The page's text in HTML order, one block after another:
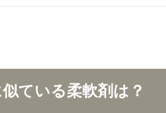
ている柔軟剤は？